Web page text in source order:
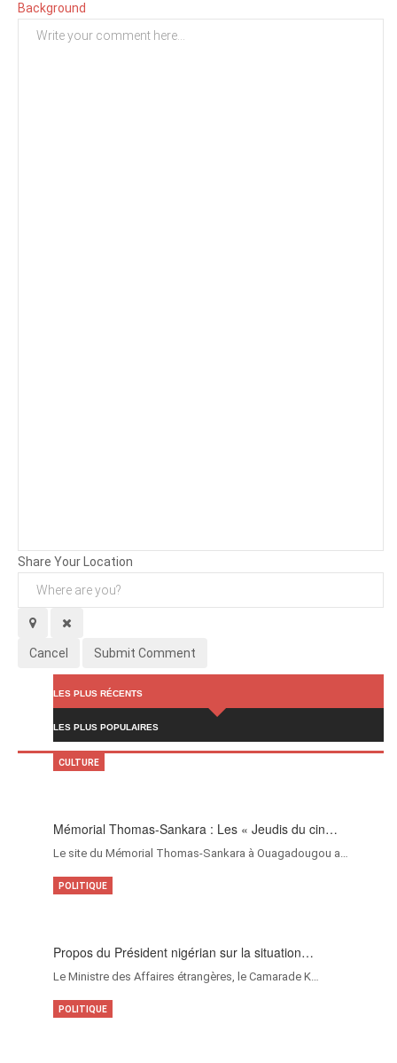
Background
Share Your Location
Cancel Submit Comment
LES PLUS RÉCENTS
LES PLUS POPULAIRES
Mémorial Thomas-Sankara : Les « Jeudis du cin…
Le site du Mémorial Thomas-Sankara à Ouagadougou a…
CULTURE
Propos du Président nigérian sur la situation…
Le Ministre des Affaires étrangères, le Camarade K…
POLITIQUE
POLITIQUE